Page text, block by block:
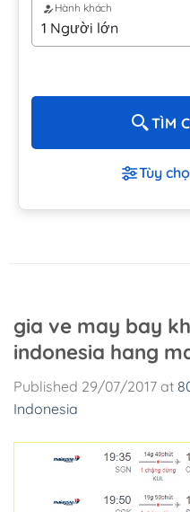
Hành khách
TÌM
Tùy
gia ve may bay
indonesia hang
Published 29/07/2017 at
Indonesia